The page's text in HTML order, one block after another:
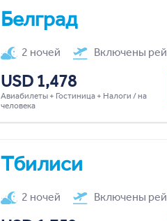
Белград
2 ночей Включены
USD 1,478
Авиабилеты + Гостиница + Налоги / на
человека
Тбилиси
2 ночей Включены